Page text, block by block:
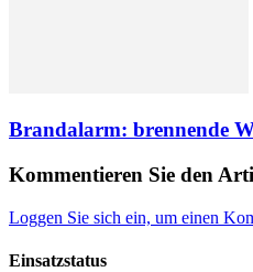
Brandalarm: brennende
Kommentieren Sie den
Loggen Sie sich ein, um einen
Einsatzstatus